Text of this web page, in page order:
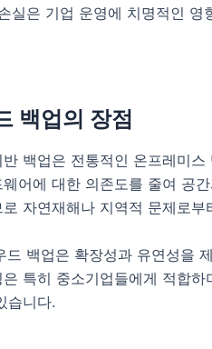
실은 기업 운영에 치명적인
백업의 장점
백업은 전통적인 온프레미
어에 대한 의존도를 줄여 공
자연재해나 지역적 문제로
드 백업은 확장성과 유연성을
특히 중소기업들에게 적합
습니다.